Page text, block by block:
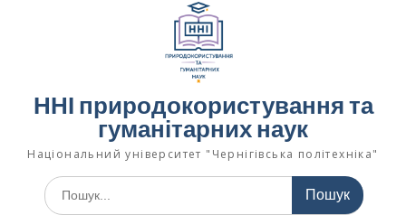
ННІ природокористування та
гуманітарних наук
Національний університет "Чернігівська політехніка"
Шукати: